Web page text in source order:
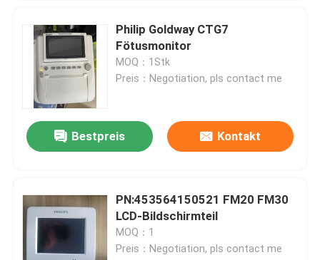
Zu Hause
Videos
Philip Goldway CTG7
Fötusmonitor
MOQ：1Stk
Preis：Negotiation, pls contact me
Bestpreis Kontakt
PN:453564150521 FM20 FM30
LCD-Bildschirmteil
MOQ：1
Preis：Negotiation, pls contact me